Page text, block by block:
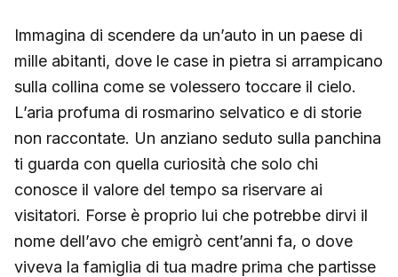
Immagina di scendere da un’auto in un paese di
mille abitanti, dove le case in pietra si arrampicano
sulla collina come se volessero toccare il cielo.
L’aria profuma di rosmarino selvatico e di storie
non raccontate. Un anziano seduto sulla panchina
ti guarda con quella curiosità che solo chi
conosce il valore del tempo sa riservare ai
visitatori. Forse è proprio lui che potrebbe dirvi il
nome dell’avo che emigrò cent’anni fa, o dove
viveva la famiglia di tua madre prima che partisse